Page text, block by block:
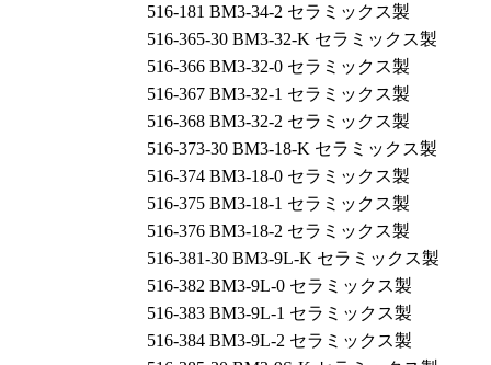
516-181 BM3-34-2 セラミックス製
516-365-30 BM3-32-K セラミックス製
516-366 BM3-32-0 セラミックス製
516-367 BM3-32-1 セラミックス製
516-368 BM3-32-2 セラミックス製
516-373-30 BM3-18-K セラミックス製
516-374 BM3-18-0 セラミックス製
516-375 BM3-18-1 セラミックス製
516-376 BM3-18-2 セラミックス製
516-381-30 BM3-9L-K セラミックス製
516-382 BM3-9L-0 セラミックス製
516-383 BM3-9L-1 セラミックス製
516-384 BM3-9L-2 セラミックス製